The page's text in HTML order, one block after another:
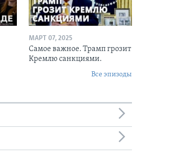
МАРТ 07, 2025
Самое важное. Трамп грозит
Кремлю санкциями.
Все эпизоды